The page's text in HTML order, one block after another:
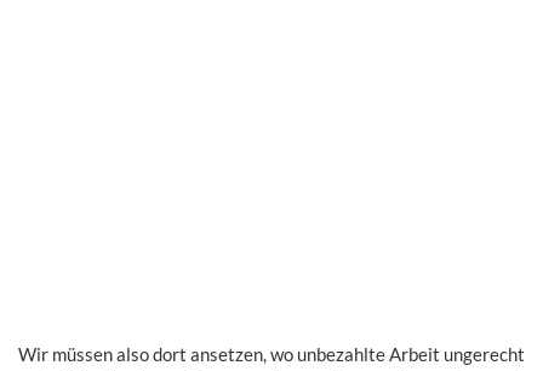
Wir müssen also dort ansetzen, wo unbezahlte Arbeit ungerecht